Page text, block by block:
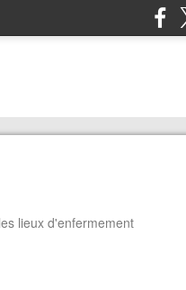
lieux d'enfermement